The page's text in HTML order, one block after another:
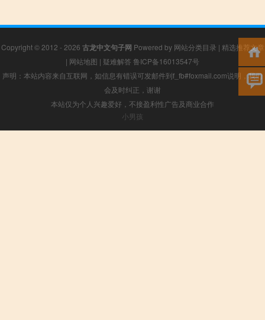
Copyright © 2012 - 2026 古龙中文句子网 Powered by 网站分类目录 | 精选推荐文章
| 网站地图 | 疑难解答 鲁ICP备16013547号
声明：本站内容来自互联网，如信息有错误可发邮件到f_fb#foxmail.com说明，我们
会及时纠正，谢谢
本站仅为个人兴趣爱好，不接盈利性广告及商业合作
小男孩